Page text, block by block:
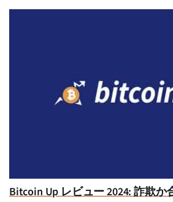
Bitcoin Up レビュー 2024: 詐欺か